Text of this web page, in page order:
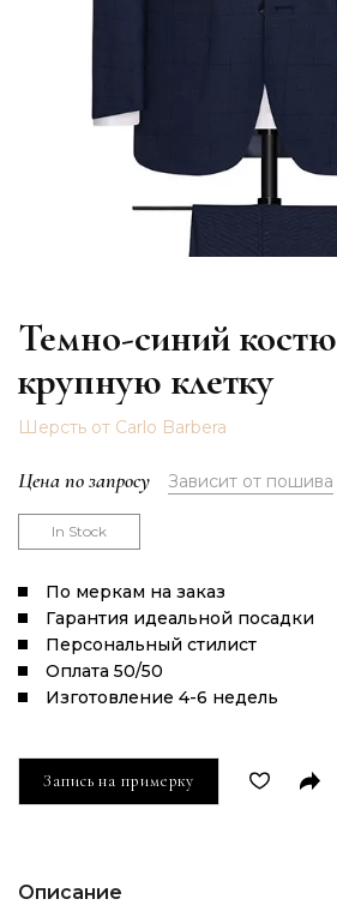
Темно-синий
крупную клетку
Шерсть от Carlo Barbera
Цена по запросу Зависит от пошива
In Stock
По меркам на заказ
Гарантия идеальной посадки
Персональный стилист
Оплата 50/50
Изготовление 4-6 недель
Запись на примерку
Описание